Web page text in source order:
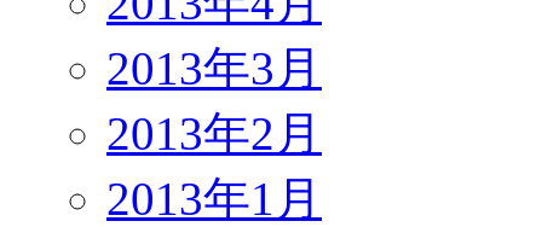
2013年3月
2013年2月
2013年1月